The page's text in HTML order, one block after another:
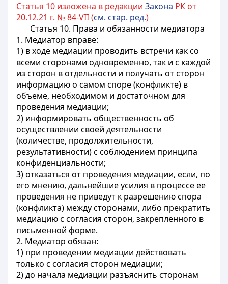
Статья 10 изложена в редакции Закона РК от
20.12.21 г. № 84-VII (см. стар. ред.)
Статья 10. Права и обязанности медиатора
1. Медиатор вправе:
1) в ходе медиации проводить встречи как со
всеми сторонами одновременно, так и с каждой
из сторон в отдельности и получать от сторон
информацию о самом споре (конфликте) в
объеме, необходимом и достаточном для
проведения медиации;
2) информировать общественность об
осуществлении своей деятельности
(количестве, продолжительности,
результативности) с соблюдением принципа
конфиденциальности;
3) отказаться от проведения медиации, если, по
его мнению, дальнейшие усилия в процессе ее
проведения не приведут к разрешению спора
(конфликта) между сторонами, либо прекратить
медиацию с согласия сторон, закрепленного в
письменной форме.
2. Медиатор обязан:
1) при проведении медиации действовать
только с согласия сторон медиации;
2) до начала медиации разъяснить сторонам